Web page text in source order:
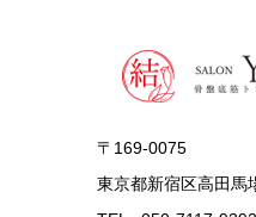
〒169-0075
東京都新宿区高田馬